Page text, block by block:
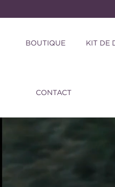
au
BOUTIQUE KIT DE
CONTACT